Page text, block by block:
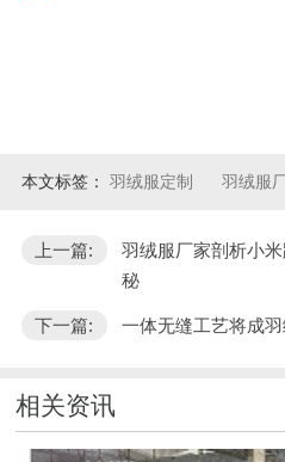
本文标签： 羽绒服定制 羽绒服
上一篇:
羽绒服厂家剖析小
秘
下一篇: 一体无缝工艺将成
相关资讯